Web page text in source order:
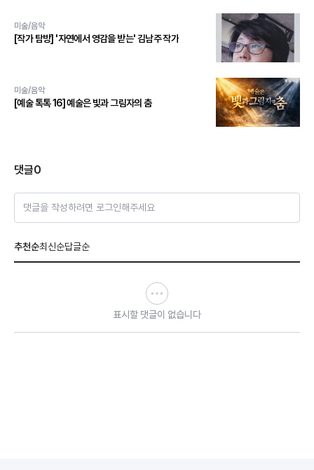
미술/음악
[작가 탐방] '자연에서 영감을 받는' 김남주 작가
미술/음악
[예술 톡톡 16] 예술은 빛과 그림자의 춤
댓글0
댓글을 작성하려면 로그인해주세요
추천순최신순답글순
표시할 댓글이 없습니다